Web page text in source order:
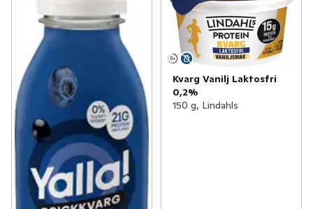
Kvarg Vanilj Laktosfri
0,2%
150 g, Lindahls